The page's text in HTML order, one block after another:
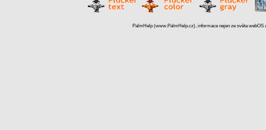
PalmHelp (www.PalmHelp.cz), informace nejen ze světa